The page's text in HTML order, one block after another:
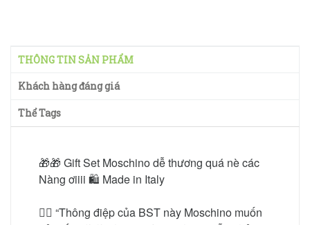
THÔNG TIN SẢN PHẨM
Khách hàng đáng giá
Thể Tags
🎁🎁 Gift Set Moschino dễ thương quá nè các
Nàng ơiiii 🛍 Made in Italy
✍🏻 “Thông điệp của BST này Moschino muốn